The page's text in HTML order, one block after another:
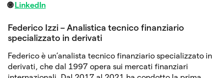
🌐 LinkedIn
Federico Izzi – Analistica tecnico finanziario
specializzato in derivati
⁠Federico è un’analista tecnico finanziario specializzato in
derivati, che dal 1997 opera sui mercati finanziari